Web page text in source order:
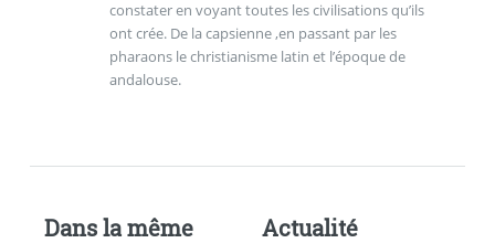
constater en voyant toutes les civilisations qu’ils
ont crée. De la capsienne ,en passant par les
pharaons le christianisme latin et l’époque de
andalouse.
Dans la même
Actualité